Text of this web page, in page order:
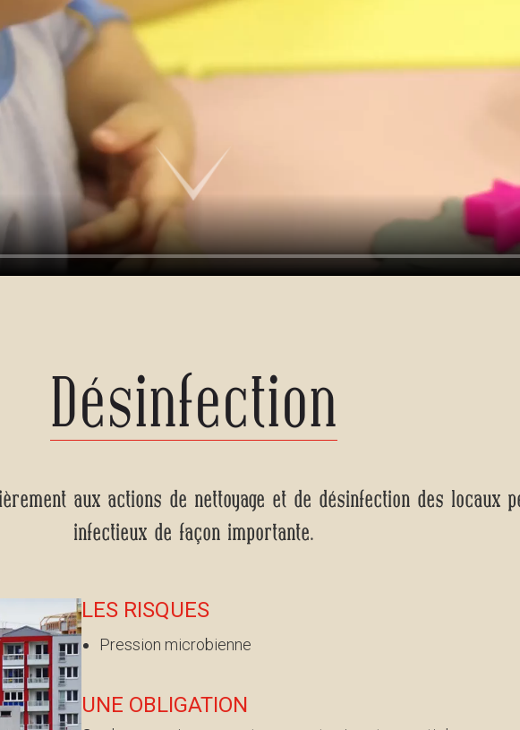
Désinfection
aux actions de nettoyage et de désinfection des locaux
infectieux de façon importante.
LES RISQUES
Pression microbienne
UNE OBLIGATION